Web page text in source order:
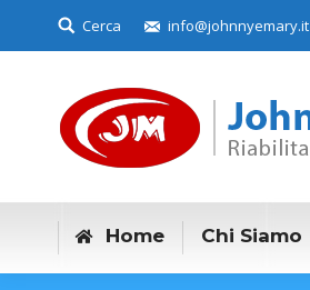
Search:
Cerca info@johnnyemary.it
Home Chi Siamo